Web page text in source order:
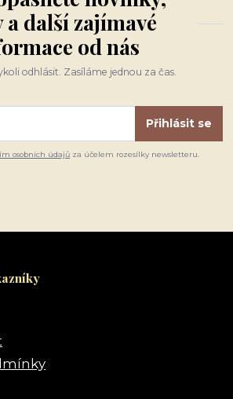
a další zajímavé
od nás
odhlásit. Zasíláme jednou za čas.
Přihlásit se
osobních údajů za účelem rozesílky newsletteru.